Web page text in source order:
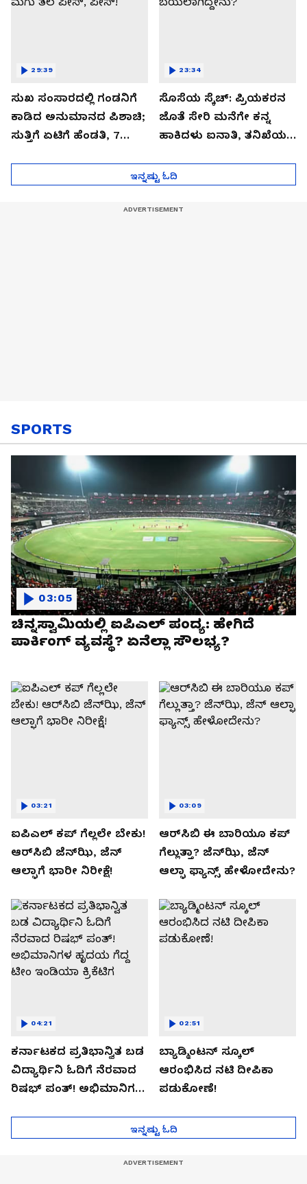
ಸುಖ ಸಂಸಾರದಲ್ಲಿ ಗಂಡನಿಗೆ
ಕಾಡಿದ ಅನುಮಾನದ ಪಿಶಾಚಿ;
ಸುತ್ತಿಗೆ ಏಟಿಗೆ ಹೆಂಡತಿ, 7
29:39
ಸೊಸೆಯ ಸ್ಕೆಚ್: ಪ್ರಿಯಕರನ
ಜೊತೆ ಸೇರಿ ಮನೆಗೇ ಕನ್ನ
ಹಾಕಿದಳು ಐನಾತಿ, ತನಿಖೆಯಲ್ಲಿ
23:34
ಇನ್ನಷ್ಟು ಓದಿ
SPORTS
ಚಿನ್ನಸ್ವಾಮಿಯಲ್ಲಿ ಐಪಿಎಲ್‌ ಪಂದ್ಯ: ಹೇಗಿದೆ
ಪಾರ್ಕಿಂಗ್ ವ್ಯವಸ್ಥೆ? ಏನೆಲ್ಲಾ ಸೌಲಭ್ಯ?
03:05
ಐಪಿಎಲ್ ಕಪ್‌ ಗೆಲ್ಲಲೇ ಬೇಕು!
ಆರ್‌ಸಿಬಿ ಜೆನ್‌ಝಿ, ಜೆನ್‌
ಆಲ್ಫಾಗೆ ಭಾರೀ ನಿರೀಕ್ಷೆ!
03:21
ಆರ್‌ಸಿಬಿ ಈ ಬಾರಿಯೂ ಕಪ್‌
ಗೆಲ್ಲುತ್ತಾ? ಜೆನ್‌ಝಿ, ಜೆನ್‌
ಆಲ್ಫಾ ಫ್ಯಾನ್ಸ್ ಹೇಳೋದೇನು?
03:09
ಕರ್ನಾಟಕದ ಪ್ರತಿಭಾನ್ವಿತ ಬಡ
ವಿದ್ಯಾರ್ಥಿನಿ ಓದಿಗೆ ನೆರವಾದ
ರಿಷಭ್ ಪಂತ್! ಅಭಿಮಾನಿಗಳ
04:21
ಬ್ಯಾಡ್ಮಿಂಟನ್ ಸ್ಕೂಲ್​
ಆರಂಭಿಸಿದ ನಟಿ ದೀಪಿಕಾ
ಪಡುಕೋಣೆ!
02:51
ಇನ್ನಷ್ಟು ಓದಿ